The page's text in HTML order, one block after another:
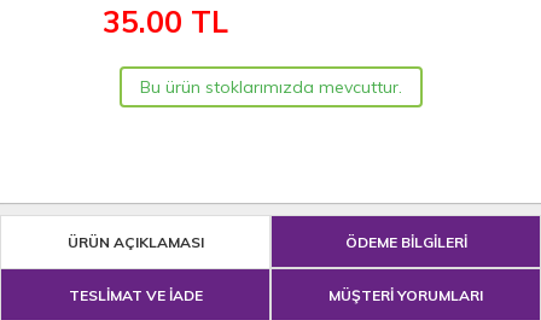
35.00 TL
Bu ürün stoklarımızda mevcuttur.
ÜRÜN AÇIKLAMASI ÖDEME BİLGİLERİ
TESLİMAT VE İADE MÜŞTERİ YORUMLARI